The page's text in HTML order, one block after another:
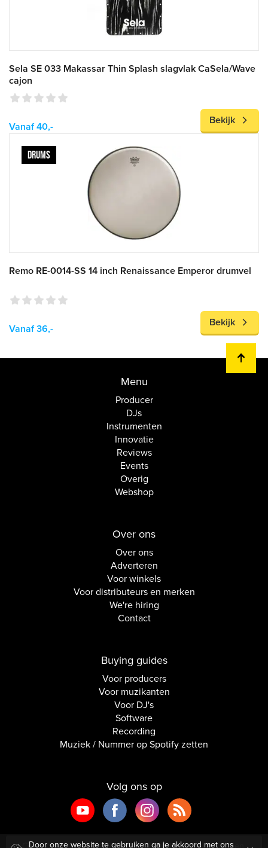
Door onze website te gebruiken ga je akkoord met ons
Sela SE 033 Makassar Thin Splash slagvlak CaSela/Wave
cajon
Vanaf 40,-
Bekijk
DRUMS
Remo RE-0014-SS 14 inch Renaissance Emperor drumvel
Vanaf 36,-
Bekijk
Menu
Producer
DJs
Instrumenten
Innovatie
Reviews
Events
Overig
Webshop
Over ons
Over ons
Adverteren
Voor winkels
Voor distributeurs en merken
We're hiring
Contact
Buying guides
Voor producers
Voor muzikanten
Voor DJ's
Software
Recording
Muziek / Nummer op Spotify zetten
Volg ons op
Copyright © 2026 Inside Audio. Alle rechten voorbehouden.